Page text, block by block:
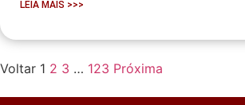
LEIA MAIS >>>
Voltar 1 2 3 … 123 Próxima